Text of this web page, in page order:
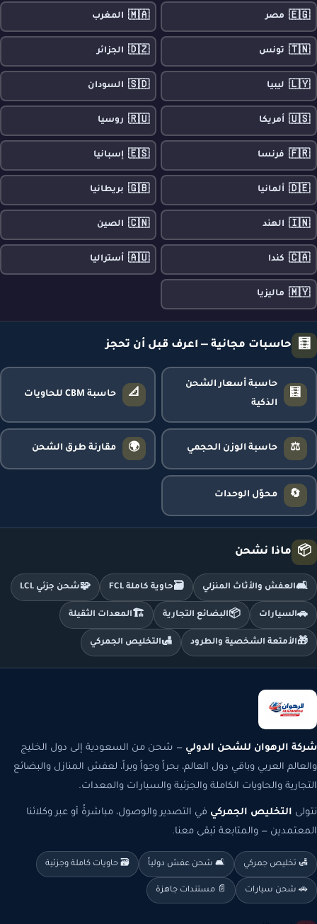
🇪🇬 مصر 🇲🇦 المغرب
🇹🇳 تونس 🇩🇿 الجزائر
🇱🇾 ليبيا 🇸🇩 السودان
🇺🇸 أمريكا 🇷🇺 روسيا
🇫🇷 فرنسا 🇪🇸 إسبانيا
🇩🇪 ألمانيا 🇬🇧 بريطانيا
🇮🇳 الهند 🇨🇳 الصين
🇨🇦 كندا 🇦🇺 أستراليا
🇲🇾 ماليزيا
🧮 حاسبات مجانية — اعرف قبل أن تحجز
🧮
حاسبة أسعار الشحن
الذكية
📐 حاسبة CBM للحاويات
⚖️ حاسبة الوزن الحجمي 🌍 مقارنة طرق الشحن
🔄 محوّل الوحدات
📦 ماذا نشحن
🛋️العفش والأثاث المنزلي 🗃️حاوية كاملة FCL 🧩شحن جزئي LCL
🚗السيارات 📦البضائع التجارية 🏗️ المعدات الثقيلة
🎁الأمتعة الشخصية والطرود 🛃التخليص الجمركي
شركة الرهوان للشحن الدولي — شحن من السعودية إلى دول الخليج
والعالم العربي وباقي دول العالم، بحراً وجواً وبراً، لعفش المنازل والبضائع
التجارية والحاويات الكاملة والجزئية والسيارات والمعدات.
نتولى التخليص الجمركي في التصدير والوصول، مباشرةً أو عبر وكلائنا
المعتمدين — والمتابعة تبقى معنا.
🛃 تخليص جمركي 🛋️ شحن عفش دولياً 🗃️ حاويات كاملة وجزئية
🚗 شحن سيارات 📄 مستندات جاهزة